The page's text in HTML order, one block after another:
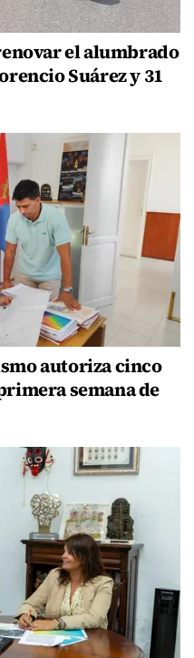
el alumbrado
Suárez y 31
autoriza cinco
semana de